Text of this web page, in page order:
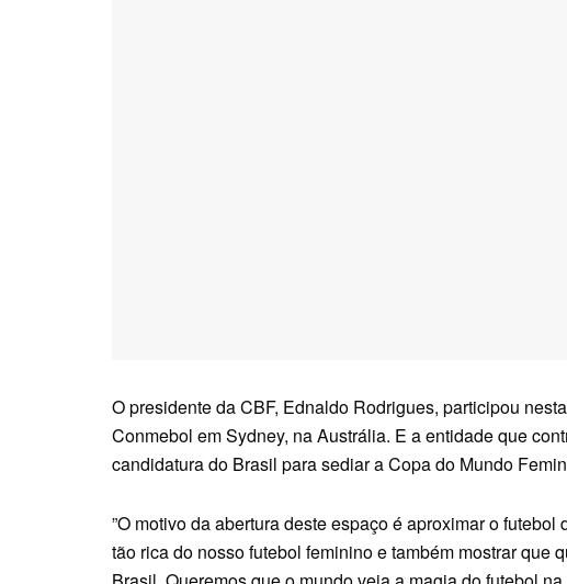
O presidente da CBF, Ednaldo Rodrigues, participou
Conmebol em Sydney, na Austrália. E a entidade que
candidatura do Brasil para sediar a Copa do Mundo
”O motivo da abertura deste espaço é aproximar o
tão rica do nosso futebol feminino e também mostrar que